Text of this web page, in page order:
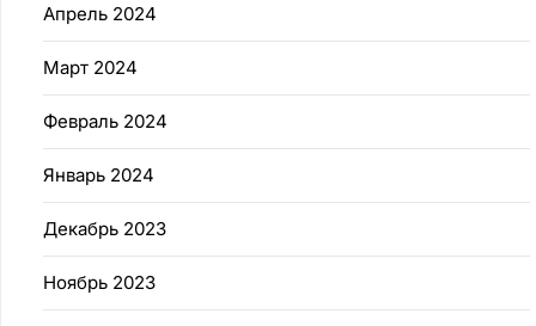
Апрель 2024
Март 2024
Февраль 2024
Январь 2024
Декабрь 2023
Ноябрь 2023